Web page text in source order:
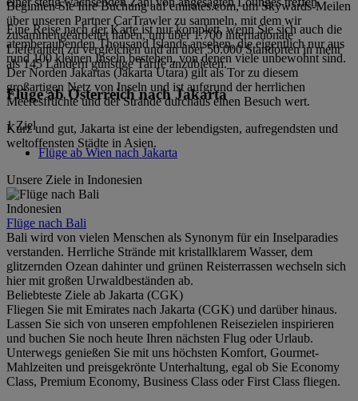
Eine Reise nach der Karte ist nur komplett, wenn Sie sich auch die
atemberaubenden Thousand Islands ansehen, die eigentlich nur aus
rund 100 kleinen Inseln bestehen, von denen viele unbewohnt sind.
Der Norden Jakartas (Jakarta Utara) gilt als Tor zu diesem
großartigen Netz von Inseln und ist aufgrund der herrlichen
Meeresfrüchte und der Strände durchaus einen Besuch wert.
Kurz und gut, Jakarta ist eine der lebendigsten, aufregendsten und
weltoffensten Städte in Asien.
Beginnen Sie Ihre Buchung auf emirates.com, um Skywards-Meilen
über unseren Partner CarTrawler zu sammeln, mit dem wir
zusammengearbeitet haben, um über 1.700 internationale
Lieferanten zu vergleichen und an über 50.000 Standorten in mehr
als 145 Ländern günstige Tarife anzubieten.
Flüge ab Österreich nach Jakarta
1 Ziel
Flüge ab Wien nach Jakarta
Unsere Ziele in Indonesien
Indonesien
Flüge nach Bali
Bali wird von vielen Menschen als Synonym für ein Inselparadies
verstanden. Herrliche Strände mit kristallklarem Wasser, dem
glitzernden Ozean dahinter und grünen Reisterrassen wechseln sich
hier mit großen Urwaldbeständen ab.
Beliebteste Ziele ab Jakarta (CGK)
Fliegen Sie mit Emirates nach Jakarta (CGK) und darüber hinaus.
Lassen Sie sich von unseren empfohlenen Reisezielen inspirieren
und buchen Sie noch heute Ihren nächsten Flug oder Urlaub.
Unterwegs genießen Sie mit uns höchsten Komfort, Gourmet-
Mahlzeiten und preisgekrönte Unterhaltung, egal ob Sie Economy
Class, Premium Economy, Business Class oder First Class fliegen.